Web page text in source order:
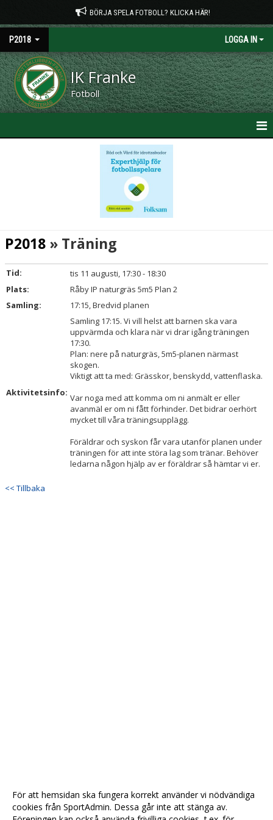
BÖRJA SPELA FOTBOLL? KLICKA HÄR!
P2018 LOGGA IN
IK Franke
Fotboll
DOKUMENT
P2018 » Träning
Tid:
tis 11 augusti, 17:30 - 18:30
Plats:
Råby IP naturgräs 5m5 Plan 2
Samling:
17:15, Bredvid planen
Aktivitetsinfo:
Samling 17:15. Vi vill helst att barnen ska vara
uppvärmda och klara när vi drar igång träningen
17:30.
Plan: nere på naturgräs, 5m5-planen närmast
skogen.
Viktigt att ta med: Grässkor, benskydd, vattenflaska.
Var noga med att komma om ni anmält er eller
avanmäl er om ni fått förhinder. Det bidrar oerhört
mycket till våra träningsupplägg.
Föräldrar och syskon får vara utanför planen under
träningen för att inte störa lag som tränar. Behöver
ledarna någon hjälp av er föräldrar så hämtar vi er.
<< Tillbaka
För att hemsidan ska fungera korrekt använder vi nödvändiga
cookies från SportAdmin. Dessa går inte att stänga av.